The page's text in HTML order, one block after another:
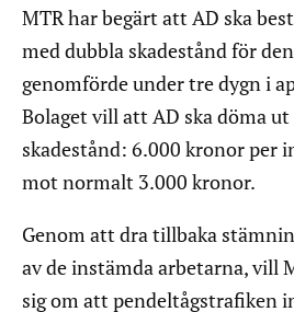
MTR har begärt att AD ska
med dubbla skadestånd för
genomförde under tre dygn i
Bolaget vill att AD ska döma
skadestånd: 6.000 kronor per
mot normalt 3.000 kronor.
Genom att dra tillbaka
av de instämda arbetarna, vill
sig om att pendeltågstrafiken